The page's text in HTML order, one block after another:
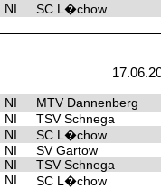
NI SC L�chow
NI MTV Dannenberg
NI TSV Schnega
NI SC L�chow
NI SV Gartow
NI TSV Schnega
NI SC L�chow